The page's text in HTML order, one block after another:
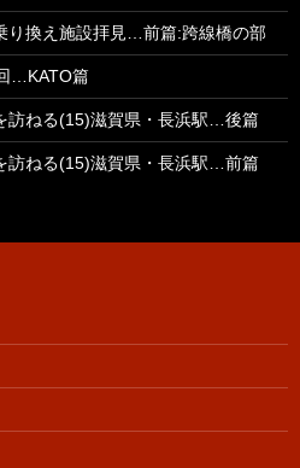
り換え施設拝見…前篇:跨線橋の部
…KATO篇
訪ねる(15)滋賀県・長浜駅…後篇
訪ねる(15)滋賀県・長浜駅…前篇